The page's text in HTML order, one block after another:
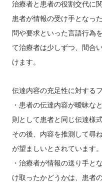
治療者と患者の役割交代に
患者が情報の受け手となっ
問や要求といった言語行為
て治療者は少しずつ、間合
けます。
伝達内容の充足性に対する
・患者の伝達内容が曖昧な
則として患者と同じ伝達様
その後、内容を推測して尋
が望ましいとされています。
・治療者が情報の送り手と
け取ったかどうかは、患者